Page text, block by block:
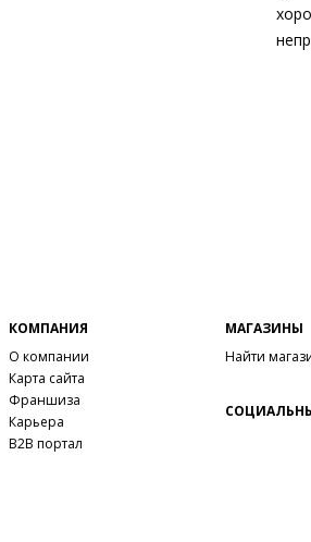
КОМПАНИЯ
О компании
Карта сайта
Франшиза
Карьера
B2B портал
МАГАЗИНЫ
Найти